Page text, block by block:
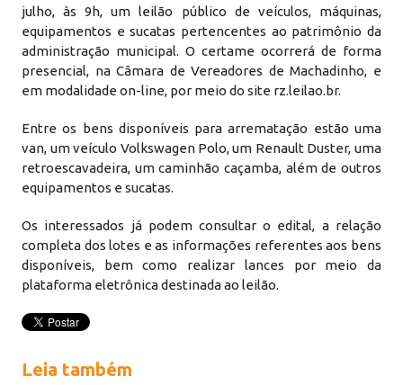
julho, às 9h, um leilão público de veículos, máquinas,
equipamentos e sucatas pertencentes ao patrimônio da
administração municipal. O certame ocorrerá de forma
presencial, na Câmara de Vereadores de Machadinho, e
em modalidade on-line, por meio do site rz.leilao.br.
Entre os bens disponíveis para arrematação estão uma
van, um veículo Volkswagen Polo, um Renault Duster, uma
retroescavadeira, um caminhão caçamba, além de outros
equipamentos e sucatas.
Os interessados já podem consultar o edital, a relação
completa dos lotes e as informações referentes aos bens
disponíveis, bem como realizar lances por meio da
plataforma eletrônica destinada ao leilão.
Leia também